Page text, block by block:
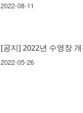
2022-08-11
[공지] 2022년 수영장
2022-05-26